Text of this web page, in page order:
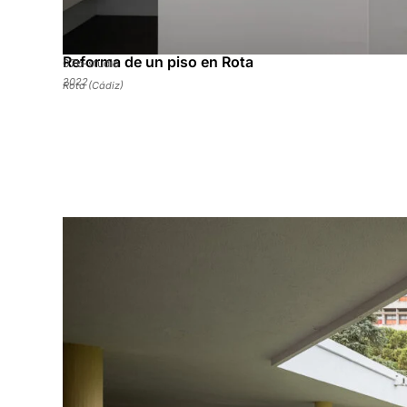
Reforma de un piso en Rota
07b-studio
Rota (Cádiz)
2022